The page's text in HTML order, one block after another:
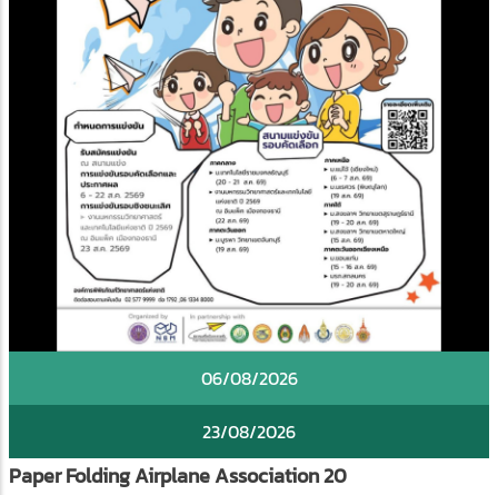
06/08/2026
23/08/2026
Paper Folding Airplane Association 20